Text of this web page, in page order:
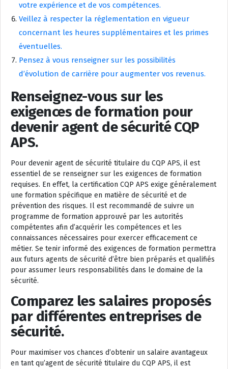
votre expérience et de vos compétences.
Veillez à respecter la réglementation en vigueur
concernant les heures supplémentaires et les primes
éventuelles.
Pensez à vous renseigner sur les possibilités
d’évolution de carrière pour augmenter vos revenus.
Renseignez-vous sur les
exigences de formation pour
devenir agent de sécurité CQP
APS.
Pour devenir agent de sécurité titulaire du CQP APS, il est
essentiel de se renseigner sur les exigences de formation
requises. En effet, la certification CQP APS exige généralement
une formation spécifique en matière de sécurité et de
prévention des risques. Il est recommandé de suivre un
programme de formation approuvé par les autorités
compétentes afin d’acquérir les compétences et les
connaissances nécessaires pour exercer efficacement ce
métier. Se tenir informé des exigences de formation permettra
aux futurs agents de sécurité d’être bien préparés et qualifiés
pour assumer leurs responsabilités dans le domaine de la
sécurité.
Comparez les salaires proposés
par différentes entreprises de
sécurité.
Pour maximiser vos chances d’obtenir un salaire avantageux
en tant qu’agent de sécurité titulaire du CQP APS, il est